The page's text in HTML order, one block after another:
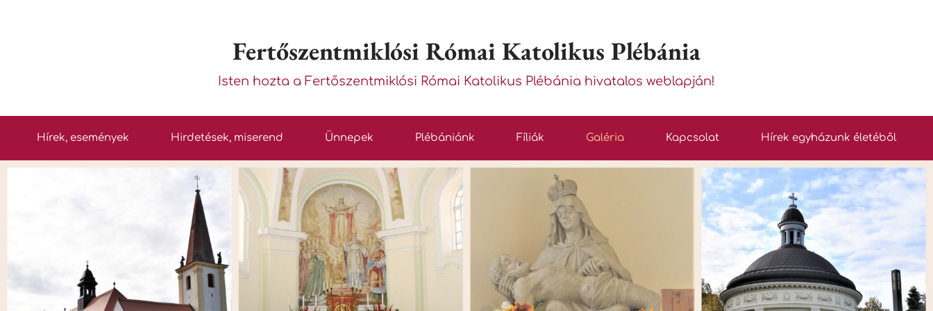
Fertőszentmiklósi Római Katolikus Plébánia
Isten hozta a Fertőszentmiklósi Római Katolikus Plébánia hivatalos weblapján!
Hírek, események Hirdetések, miserend Ünnepek Plébániánk Fíliák Galéria Kapcsolat Hírek egyházunk életéből